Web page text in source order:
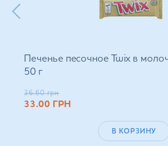
Печенье песочное Twix в
50 г
36.60 грн
33.00 ГРН
В КОРЗИНУ